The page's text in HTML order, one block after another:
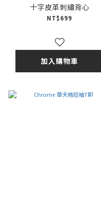
十字皮革刺繡背心
NT$699
加入購物車